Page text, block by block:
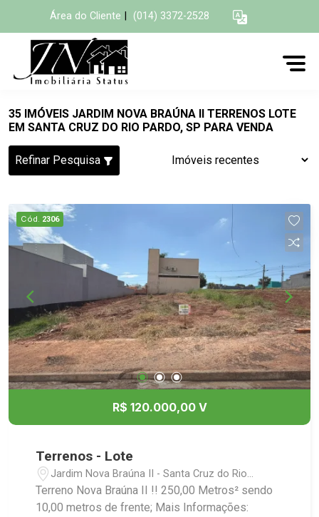
Área do Cliente (014) 3372-2528
35 IMÓVEIS JARDIM NOVA BRAÚNA II TERRENOS LOTE
EM SANTA CRUZ DO RIO PARDO, SP PARA VENDA
Refinar Pesquisa
Cód. 2306
R$ 120.000,00 V
Terrenos - Lote
Jardim Nova Braúna II - Santa Cruz do Rio
Pardo/SP
Terreno Nova Braúna II !! 250,00 Metros² sendo
10,00 metros de frente; Mais Informações: